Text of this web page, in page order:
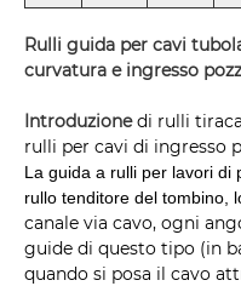
Rulli guida per cavi
curvatura e ingresso
Introduzionedi rulli
rulli per cavi di ingresso
La guida a rulli per lavori di
rullo tenditore del tombino,
canale via cavo, ogni
guide di questo tipo (in
quando si posa il cavo